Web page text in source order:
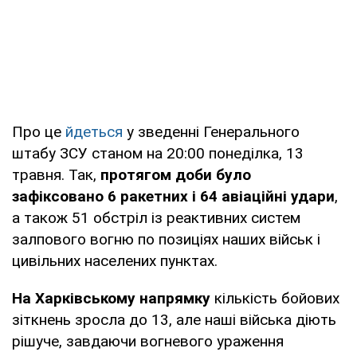
Про це йдеться у зведенні Генерального
штабу ЗСУ станом на 20:00 понеділка, 13
травня. Так, протягом доби було
зафіксовано 6 ракетних і 64 авіаційні удари,
а також 51 обстріл із реактивних систем
залпового вогню по позиціях наших військ і
цивільних населених пунктах.
На Харківському напрямку кількість бойових
зіткнень зросла до 13, але наші війська діють
рішуче, завдаючи вогневого ураження